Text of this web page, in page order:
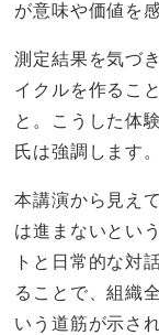
が意味や価値を
測定結果を気づ
イクルを作るこ
と。こうした体
氏は強調します。
本講演から見え
は進まないとい
トと日常的な対
ることで、組織
いう道筋が示さ